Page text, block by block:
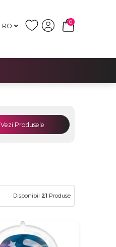
RO
0
Vezi Produsele
Disponibil 21 Produse